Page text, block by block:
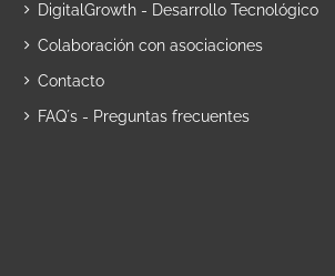
DigitalGrowth - Desarrollo Tecnológico
Colaboración con asociaciones
Contacto
FAQ´s - Preguntas frecuentes